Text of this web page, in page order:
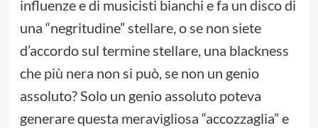
influenze e di musicisti bianchi e fa un disco di
una “negritudine” stellare, o se non siete
d’accordo sul termine stellare, una blackness
che più nera non si può, se non un genio
assoluto? Solo un genio assoluto poteva
generare questa meravigliosa “accozzaglia” e